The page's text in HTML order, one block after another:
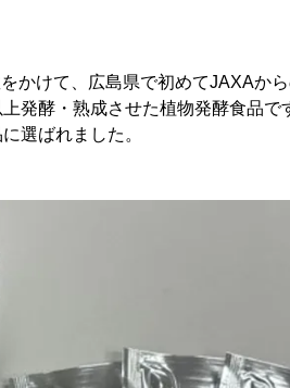
かけて、広島県で初めてJAXAか
発酵・熟成させた植物発酵食品で
選ばれました。